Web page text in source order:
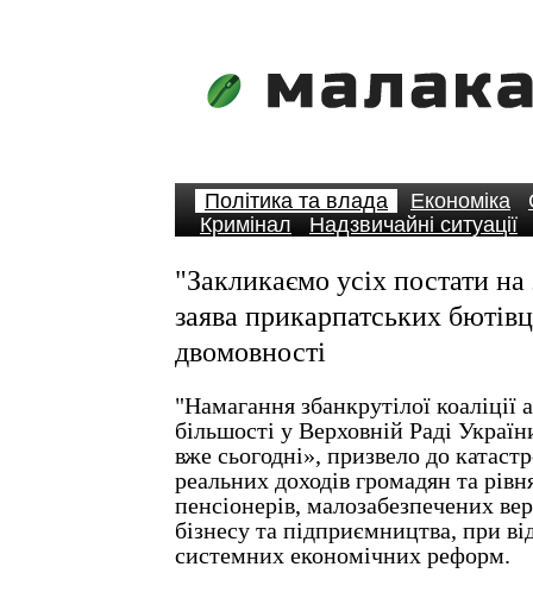
Політика та влада Економіка
Кримінал
Надзвичайні ситуації
"Закликаємо усіх постати
заява прикарпатських
двомовності
"Намагання збанкрутілої коаліції
більшості у Верховній Раді
вже сьогодні», призвело до
реальних доходів громадян та
пенсіонерів, малозабезпечених
бізнесу та підприємництва, при
системних економічних реформ.